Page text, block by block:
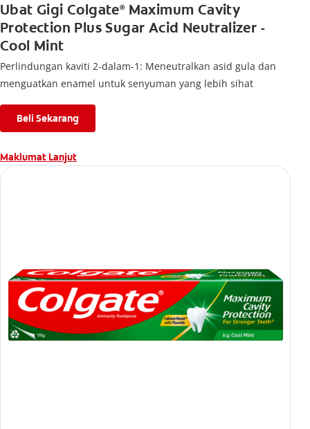
Ubat Gigi Colgate®Maximum Cavity
Protection Plus Sugar Acid Neutralizer -
Cool Mint
Perlindungan kaviti 2-dalam-1: Meneutralkan asid gula dan
menguatkan enamel untuk senyuman yang lebih sihat
Beli Sekarang
Maklumat Lanjut